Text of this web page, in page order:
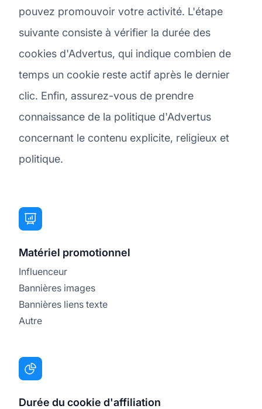
pouvez promouvoir votre activité. L'étape
suivante consiste à vérifier la durée des
cookies d'Advertus, qui indique combien de
temps un cookie reste actif après le dernier
clic. Enfin, assurez-vous de prendre
connaissance de la politique d'Advertus
concernant le contenu explicite, religieux et
politique.
Matériel promotionnel
Influenceur
Bannières images
Bannières liens texte
Autre
Durée du cookie d'affiliation